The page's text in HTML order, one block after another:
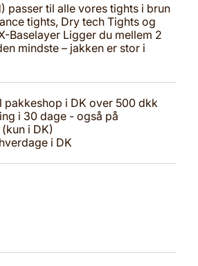
passer til alle vores tights i brun
tights, Dry tech Tights og
Baselayer Ligger du mellem 2
mindste – jakken er stor i
pakkeshop i DK over 500 dkk
i 30 dage - også på
i DK)
i DK